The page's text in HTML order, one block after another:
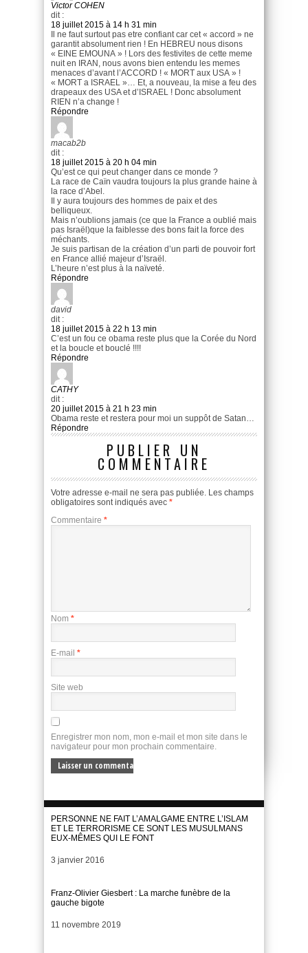
Victor COHEN
dit :
18 juillet 2015 à 14 h 31 min
Il ne faut surtout pas etre confiant car cet « accord » ne
garantit absolument rien ! En HEBREU nous disons
« EINE EMOUNA » ! Lors des festivites de cette meme
nuit en IRAN, nous avons bien entendu les memes
menaces d’avant l’ACCORD ! « MORT aux USA » !
« MORT a ISRAEL »… Et, a nouveau, la mise a feu des
drapeaux des USA et d’ISRAEL ! Donc absolument
RIEN n’a change !
Répondre
macab2b
dit :
18 juillet 2015 à 20 h 04 min
Qu’est ce qui peut changer dans ce monde ?
La race de Caïn vaudra toujours la plus grande haine à
la race d’Abel.
Il y aura toujours des hommes de paix et des
belliqueux.
Mais n’oublions jamais (ce que la France a oublié mais
pas Israël)que la faiblesse des bons fait la force des
méchants.
Je suis partisan de la création d’un parti de pouvoir fort
en France allié majeur d’Israël.
L’heure n’est plus à la naïveté.
Répondre
david
dit :
18 juillet 2015 à 22 h 13 min
C’est un fou ce obama reste plus que la Corée du Nord
et la boucle et bouclé !!!!
Répondre
CATHY
dit :
20 juillet 2015 à 21 h 23 min
Obama reste et restera pour moi un suppôt de Satan…
Répondre
PUBLIER UN
COMMENTAIRE
Votre adresse e-mail ne sera pas publiée. Les champs
obligatoires sont indiqués avec *
Commentaire *
Nom *
E-mail *
Site web
Enregistrer mon nom, mon e-mail et mon site dans le
navigateur pour mon prochain commentaire.
PERSONNE NE FAIT L’AMALGAME ENTRE L’ISLAM
ET LE TERRORISME CE SONT LES MUSULMANS
EUX-MÊMES QUI LE FONT
Date
3 janvier 2016
Franz-Olivier Giesbert : La marche funèbre de la
gauche bigote
Date
11 novembre 2019